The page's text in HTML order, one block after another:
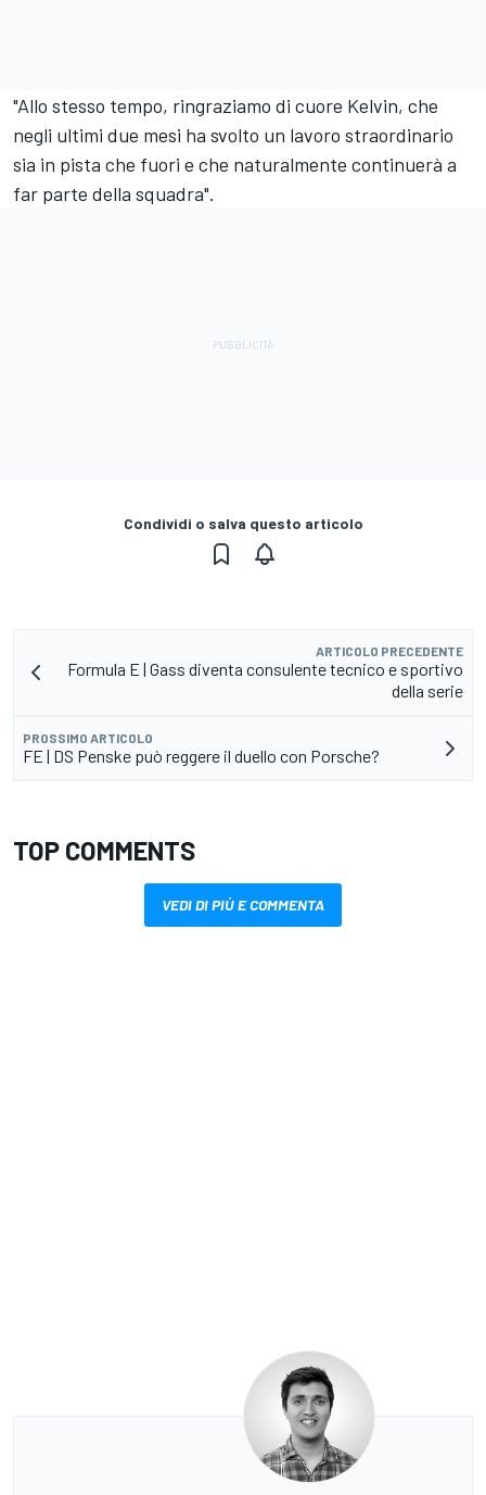
"Allo stesso tempo, ringraziamo di cuore Kelvin, che
negli ultimi due mesi ha svolto un lavoro straordinario
sia in pista che fuori e che naturalmente continuerà a
far parte della squadra".
Condividi o salva questo articolo
ARTICOLO PRECEDENTE
Formula E | Gass diventa consulente tecnico e sportivo
della serie
PROSSIMO ARTICOLO
FE | DS Penske può reggere il duello con Porsche?
TOP COMMENTS
VEDI DI PIÙ E COMMENTA